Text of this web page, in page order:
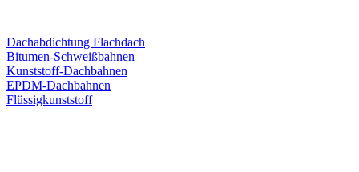
Dachabdichtung Flachdach
Bitumen-Schweißbahnen
Kunststoff-Dachbahnen
EPDM-Dachbahnen
Flüssigkunststoff